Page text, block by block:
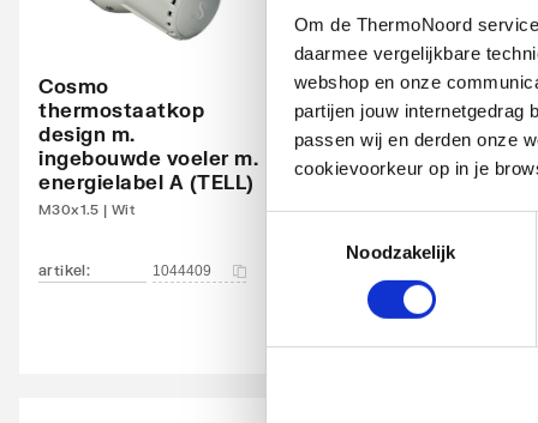
Om de ThermoNoord
daarmee vergelijkbare
webshop en onze
partijen jouw internetgedrag
passen wij en derden onze
cookievoorkeur op in je
Noodzakelijk
Waterinhoud 6.9
Zwart
RAL-nummer 9005
Glansgraad
Oppervlaktebescherming Gelakt
Met handdoekhouder
Cosmo
thermostaatkop
design m.
ingebouwde voeler m.
energielabel A (TELL)
M30x1.5 | Wit
artikel: 1044409
Cosmo
thermostatische
radiatorventiel
instelbaar haaks
1/2"